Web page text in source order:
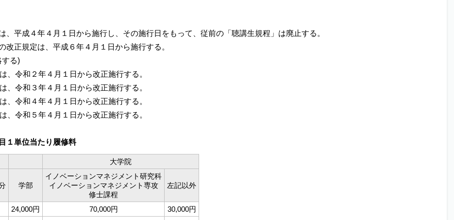
、平成４年４月１日から施行し、その施行日をもって、従前の「聴講生規程」は廃止する。
改正規定は、平成６年４月１日から施行する。
する)
令和２年４月１日から改正施行する。
令和３年４月１日から改正施行する。
令和４年４月１日から改正施行する。
令和５年４月１日から改正施行する。
１単位当たり履修料
大学院
学部
イノベーションマネジメント研究科
イノベーションマネジメント専攻
修士課程
左記以外
24,000円 70,000円
30,000円